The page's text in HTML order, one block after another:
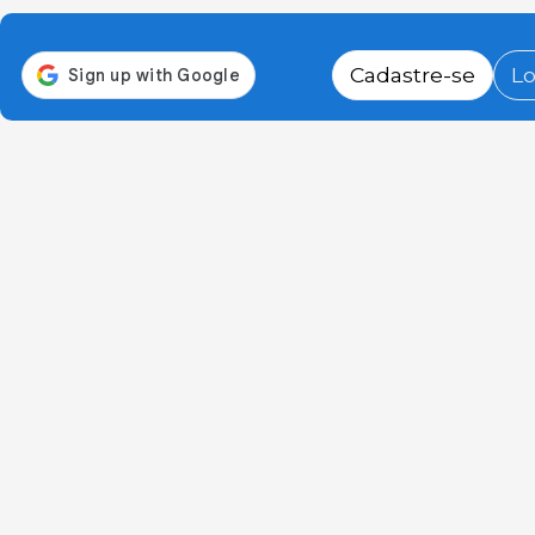
Cadastre-se